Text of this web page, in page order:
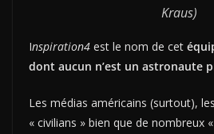
Kraus)
Inspiration4 est le nom de cet
dont aucun n’est un astronaute
Les médias américains (surtout),
« civilians » bien que de nombreux